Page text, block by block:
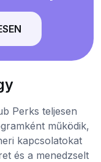
Perks teljesen
működik,
kapcsolatokat
és a menedzselt